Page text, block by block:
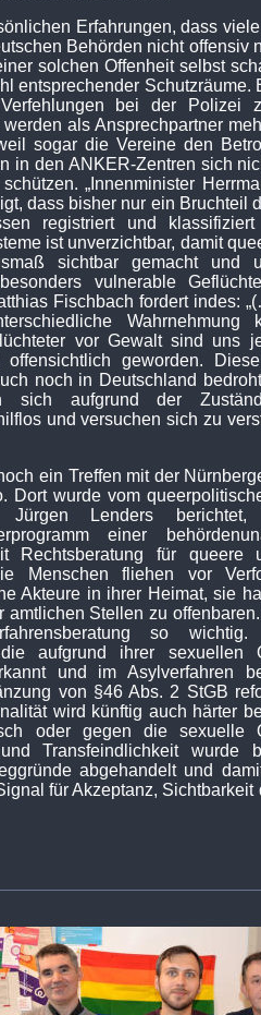
Erfahrungen, dass
Behörden nicht offensiv
solchen Offenheit selbst
entsprechender Schutzräume.
bei der Polizei
als Ansprechpartner
sogar die Vereine den
in den ANKER-Zentren sich
„Innenminister
dass bisher nur ein Bruchteil
registriert und
ist unverzichtbar, damit
sichtbar gemacht und
vulnerable
Fischbach fordert indes:
Wahrnehmung
vor Gewalt sind uns
geworden.
noch in Deutschland
aufgrund der
und versuchen sich zu
ein Treffen mit der
Dort wurde vom
Jürgen Lenders
einer
Rechtsberatung für queere
Menschen fliehen vor
Akteure in ihrer Heimat, sie
Stellen zu
so wichtig.
aufgrund ihrer sexuellen
und im Asylverfahren
von §46 Abs. 2 StGB
wird künftig auch härter
oder gegen die sexuelle
Transfeindlichkeit wurde
abgehandelt und
für Akzeptanz, Sichtbarkeit